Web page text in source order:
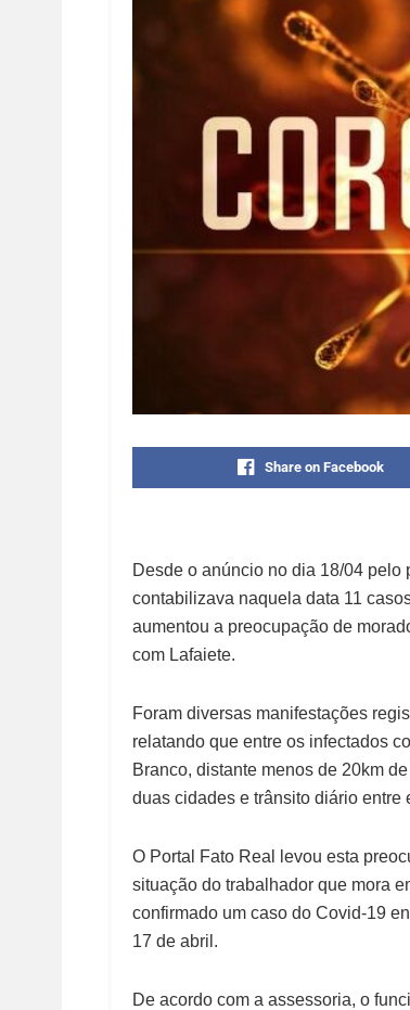
Share on Facebook
Desde o anúncio no dia 18/04
contabilizava naquela data 11
aumentou a preocupação de
com Lafaiete.
Foram diversas manifestações
relatando que entre os infectados
Branco, distante menos de 20km
duas cidades e trânsito diário entre
O Portal Fato Real levou esta
situação do trabalhador que mora
confirmado um caso do Covid-19
17 de abril.
De acordo com a assessoria, o